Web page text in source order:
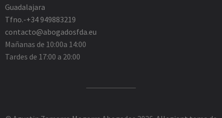
Guadalajara
Tfno.-+34 949883219
contacto@abogadosfda.eu
Mañanas de 10:00a 14:00
Tardes de 17:00 a 20:00